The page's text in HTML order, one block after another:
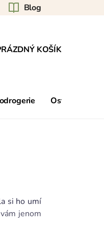
Blog
KOŠÍK
KOŠÍK
Ostatní
si ho umí
jenom